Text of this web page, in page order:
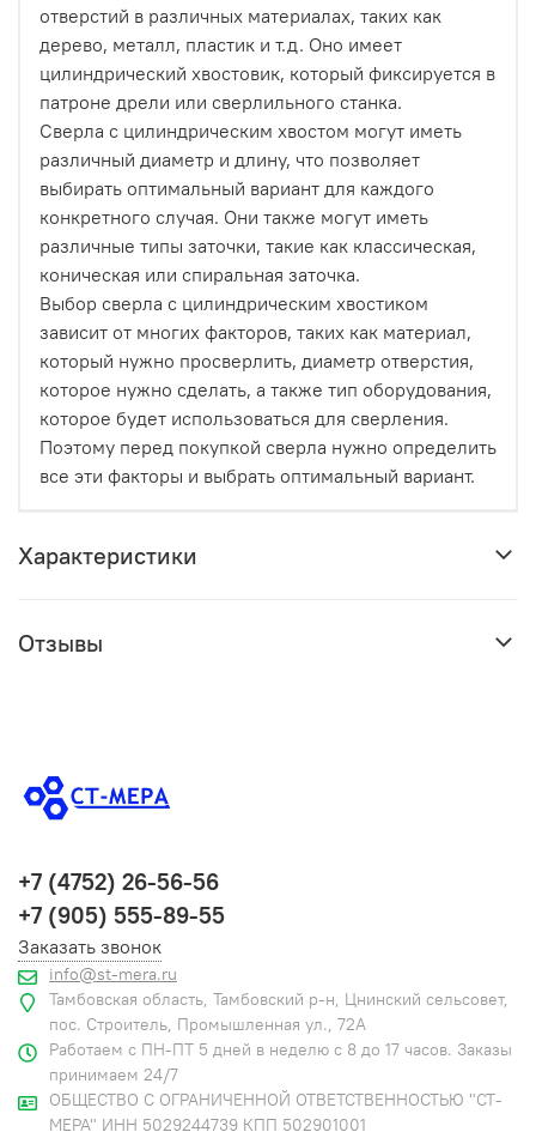
отверстий в различных материалах, таких как
дерево, металл, пластик и т.д. Оно имеет
цилиндрический хвостовик, который фиксируется в
патроне дрели или сверлильного станка.
Сверла с цилиндрическим хвостом могут иметь
различный диаметр и длину, что позволяет
выбирать оптимальный вариант для каждого
конкретного случая. Они также могут иметь
различные типы заточки, такие как классическая,
коническая или спиральная заточка.
Выбор сверла с цилиндрическим хвостиком
зависит от многих факторов, таких как материал,
который нужно просверлить, диаметр отверстия,
которое нужно сделать, а также тип оборудования,
которое будет использоваться для сверления.
Поэтому перед покупкой сверла нужно определить
все эти факторы и выбрать оптимальный вариант.
Характеристики
Отзывы
+7 (4752) 26-56-56
+7 (905) 555-89-55
Заказать звонок
info@st-mera.ru
Тамбовская область, Тамбовский р-н, Цнинский сельсовет,
пос. Строитель, Промышленная ул., 72А
Работаем с ПН-ПТ 5 дней в неделю с 8 до 17 часов. Заказы
принимаем 24/7
ОБЩЕСТВО С ОГРАНИЧЕННОЙ ОТВЕТСТВЕННОСТЬЮ "СТ-
МЕРА" ИНН 5029244739 КПП 502901001